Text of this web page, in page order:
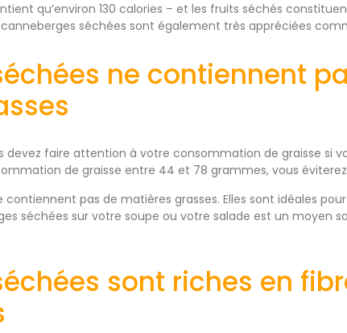
qu’environ 130 calories – et les fruits séchés
canneberges séchées sont également très appréciées
ne contiennent
devez faire attention à votre consommation de graisse si
de graisse entre 44 et 78 grammes, vous
contiennent pas de matières grasses. Elles sont idéales
séchées sur votre soupe ou votre salade est un moyen
sont riches en